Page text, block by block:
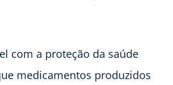
com a proteção da saúde
medicamentos produzidos